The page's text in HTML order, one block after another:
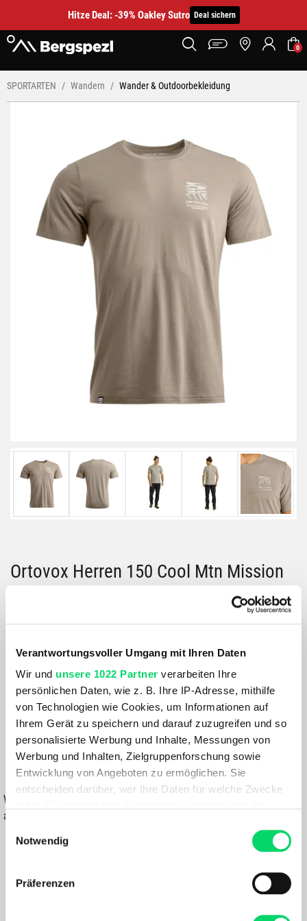
Verantwortungsvoller Umgang mit Ihren Daten
Wir und unsere 1022 Partner verarbeiten Ihre
persönlichen Daten, wie z. B. Ihre IP-Adresse, mithilfe
von Technologien wie Cookies, um Informationen auf
Ihrem Gerät zu speichern und darauf zuzugreifen und so
personalisierte Werbung und Inhalte, Messungen von
Werbung und Inhalten, Zielgruppenforschung sowie
Entwicklung von Angeboten zu ermöglichen. Sie
entscheiden darüber, wer Ihre Daten für welche Zwecke
Trigger Symbol ändern oder widerrufen
Informationen über Ihre geografische Lage
Notwendig
Präferenzen
Hitze Deal: -39% Oakley Sutro Deal sichern
0
SPORTARTEN Wandern Wander & Outdoorbekleidung
Ortovox Herren 150 Cool Mtn Mission
Größe:
GRÖSSE VARIANTE WÄHLEN
Farbe:
GREY-SAND
89,99 €
62,99 €
IN DEN WARENKORB
Wähle eine Variante aus, um die Verfügbarkeit in unseren Filialen
anzuzeigen
Du hast eine Frage?